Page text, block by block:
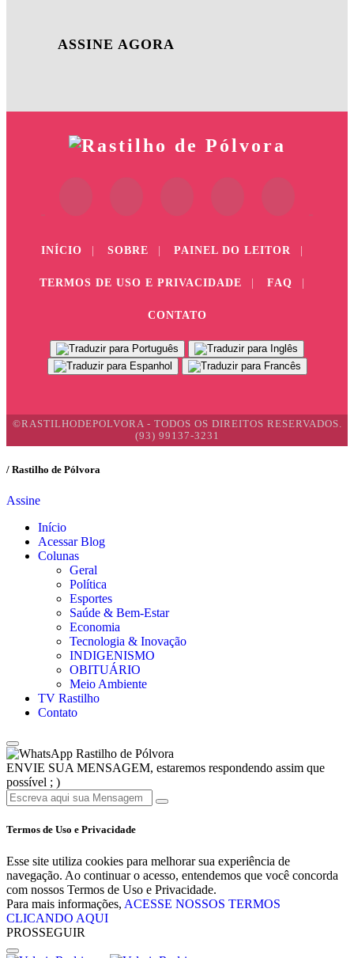
ASSINE AGORA
INÍCIO SOBRE PAINEL DO LEITOR
TERMOS DE USO E PRIVACIDADE FAQ
CONTATO
©RASTILHODEPOLVORA - TODOS OS DIREITOS RESERVADOS.
(93) 99137-3231
/ Rastilho de Pólvora
Assine
Início
Acessar Blog
Colunas
Geral
Política
Esportes
Saúde & Bem-Estar
Economia
Tecnologia & Inovação
INDIGENISMO
OBITUÁRIO
Meio Ambiente
TV Rastilho
Contato
Rastilho de Pólvora
ENVIE SUA MENSAGEM, estaremos respondendo assim que
possível ; )
Termos de Uso e Privacidade
Esse site utiliza cookies para melhorar sua experiência de
navegação. Ao continuar o acesso, entendemos que você concorda
com nossos Termos de Uso e Privacidade.
Para mais informações, ACESSE NOSSOS TERMOS
CLICANDO AQUI
PROSSEGUIR